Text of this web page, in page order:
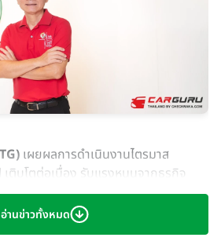
เผยผลการดำเนินงานไตรมาส
ติบโตต่อเนื่อง รับแรงหนุนจากธุรกิจ
กำไรขั้นต้นเติบโตมากกว่า 80% YoY
นวน 2,308 สาขาและการเพิ่มขึ้นของยอด
ชิกบัตร PT Max Card และ PT Max
อ่านข่าวทั้งหมด